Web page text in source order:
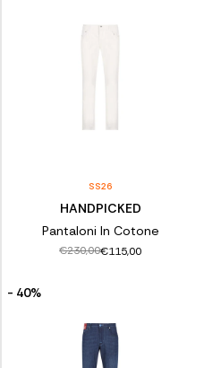
SS26
HANDPICKED
Pantaloni In Cotone
€230,00€115,00
- 40%